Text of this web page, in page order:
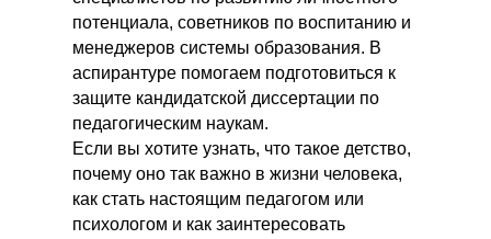
потенциала, советников по воспитанию и
менеджеров системы образования. В
аспирантуре помогаем подготовиться к
защите кандидатской диссертации по
педагогическим наукам.
Если вы хотите узнать, что такое детство,
почему оно так важно в жизни человека,
как стать настоящим педагогом или
психологом и как заинтересовать